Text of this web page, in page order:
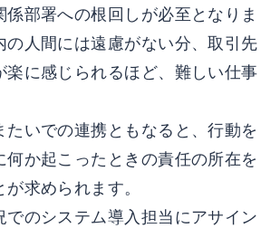
係部署への根回しが必至となりま
の人間には遠慮がない分、取引先
楽に感じられるほど、難しい仕事
たいでの連携ともなると、行動を
何か起こったときの責任の所在を
求められます。
でのシステム導入担当にアサイン